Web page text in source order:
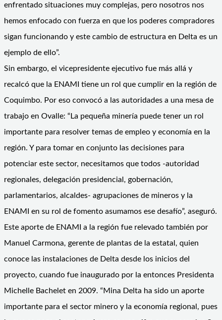
enfrentado situaciones muy complejas, pero nosotros nos
hemos enfocado con fuerza en que los poderes compradores
sigan funcionando y este cambio de estructura en Delta es un
ejemplo de ello”.
Sin embargo, el vicepresidente ejecutivo fue más allá y
recalcó que la ENAMI tiene un rol que cumplir en la región de
Coquimbo. Por eso convocó a las autoridades a una mesa de
trabajo en Ovalle: “La pequeña minería puede tener un rol
importante para resolver temas de empleo y economía en la
región. Y para tomar en conjunto las decisiones para
potenciar este sector, necesitamos que todos -autoridad
regionales, delegación presidencial, gobernación,
parlamentarios, alcaldes- agrupaciones de mineros y la
ENAMI en su rol de fomento asumamos ese desafío”, aseguró.
Este aporte de ENAMI a la región fue relevado también por
Manuel Carmona, gerente de plantas de la estatal, quien
conoce las instalaciones de Delta desde los inicios del
proyecto, cuando fue inaugurado por la entonces Presidenta
Michelle Bachelet en 2009. “Mina Delta ha sido un aporte
importante para el sector minero y la economía regional, pues